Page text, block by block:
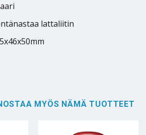
lattaliitin
MYÖS NÄMÄ TUOTTEET